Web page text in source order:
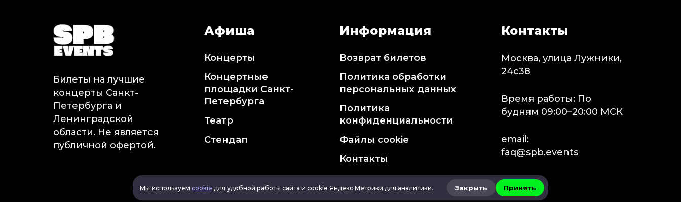
Билеты на лучшие
концерты Санкт-
Петербурга и
Ленинградской
области. Не является
публичной офертой.
Афиша
Концерты
Концертные
площадки Санкт-
Петербурга
Театр
Стендап
Информация
Возврат билетов
Политика обработки
персональных данных
Политика
конфиденциальности
Файлы cookie
Контакты
Контакты
Москва, улица Лужники,
24с38
Время работы: По
будням 09:00–20:00 МСК
email:
faq@spb.events
Мы используем cookie для удобной работы сайта и cookie Яндекс Метрики для аналитики. Принять
Закрыть